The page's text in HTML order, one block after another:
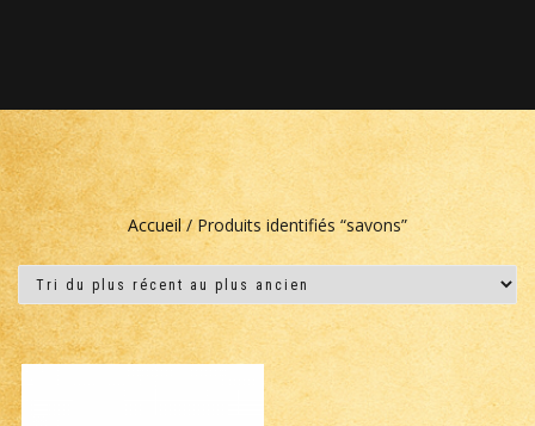
Accueil/ Produits identifiés “savons”